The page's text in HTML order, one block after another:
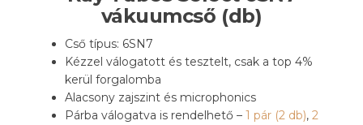
vákuumcső (db)
Cső típus: 6SN7
Kézzel válogatott és tesztelt, csak a top 4%
kerül forgalomba
Alacsony zajszint és microphonics
Párba válogatva is rendelhető – 1 pár (2 db), 2